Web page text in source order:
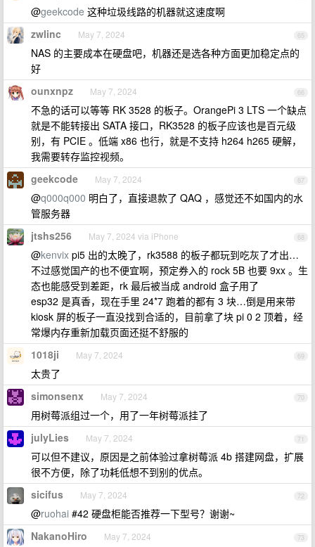
@geekcode 这种垃圾线路的机器就这速度啊
65
zwlinc May 7, 2024
NAS 的主要成本在硬盘吧，机器还是选各种方面更加稳定点的
好
66
ounxnpz May 7, 2024
不急的话可以等等 RK 3528 的板子。OrangePi 3 LTS 一个缺点
就是不能转接出 SATA 接口，RK3528 的板子应该也是百元级
别，有 PCIE 。低端 x86 也行，就是不支持 h264 h265 硬解，
我需要转存监控视频。
67
geekcode May 7, 2024
@q000q000 明白了，直接退款了 QAQ ，感觉还不如国内的水
管服务器
68
jtshs256 May 7, 2024 via iPhone
@kenvix pi5 出的太晚了，rk3588 的板子都玩到吃灰了才出…
不过感觉国产的也不便宜啊，预定券入的 rock 5B 也要 9xx 。生
态也能感受到差距，rk 最后被当成 android 盒子用了
esp32 是真香，现在手里 24*7 跑着的都有 3 块…倒是用来带
kiosk 屏的板子一直没找到合适的，目前拿了块 pi 0 2 顶着，经
常爆内存重新加载页面还挺不舒服的
69
1018ji May 7, 2024
太贵了
70
simonsenx May 7, 2024
用树莓派组过一个，用了一年树莓派挂了
71
julyLies May 7, 2024
可以但不建议，原因是之前体验过拿树莓派 4b 搭建网盘，扩展
很不方便，除了功耗低想不到别的优点。
72
sicifus May 7, 2024
@ruohai #42 硬盘柜能否推荐一下型号？谢谢~
73
NakanoHiro May 7, 2024